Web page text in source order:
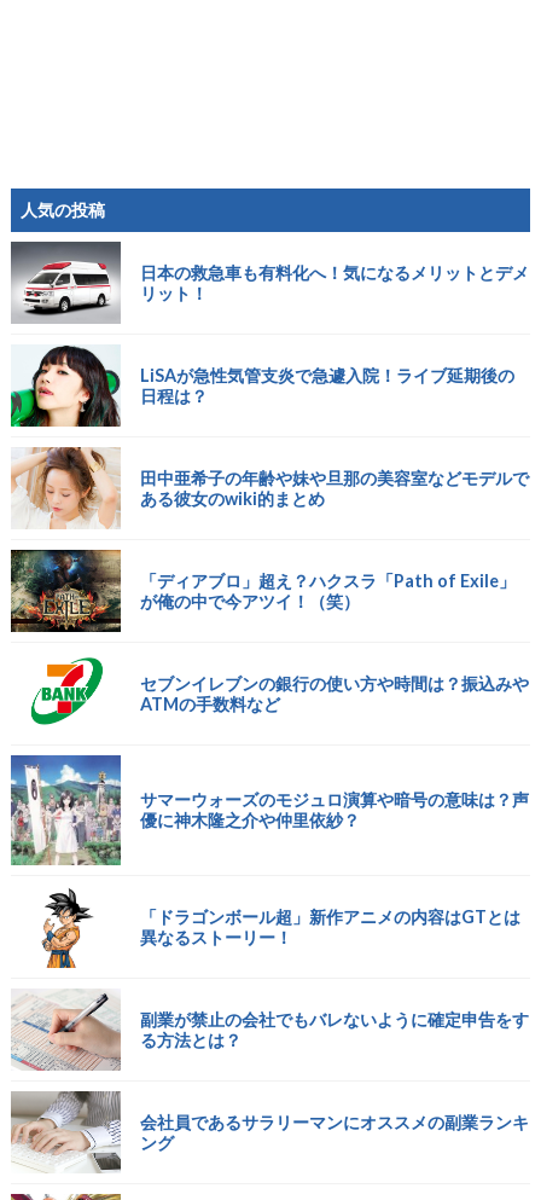
人気の投稿
日本の救急車も有料化へ！気になるメリットとデメ
リット！
LiSAが急性気管支炎で急遽入院！ライブ延期後の
日程は？
田中亜希子の年齢や妹や旦那の美容室などモデルで
ある彼女のwiki的まとめ
「ディアブロ」超え？ハクスラ「Path of Exile」
が俺の中で今アツイ！（笑）
セブンイレブンの銀行の使い方や時間は？振込みや
ATMの手数料など
サマーウォーズのモジュロ演算や暗号の意味は？声
優に神木隆之介や仲里依紗？
「ドラゴンボール超」新作アニメの内容はGTとは
異なるストーリー！
副業が禁止の会社でもバレないように確定申告をす
る方法とは？
会社員であるサラリーマンにオススメの副業ランキ
ング